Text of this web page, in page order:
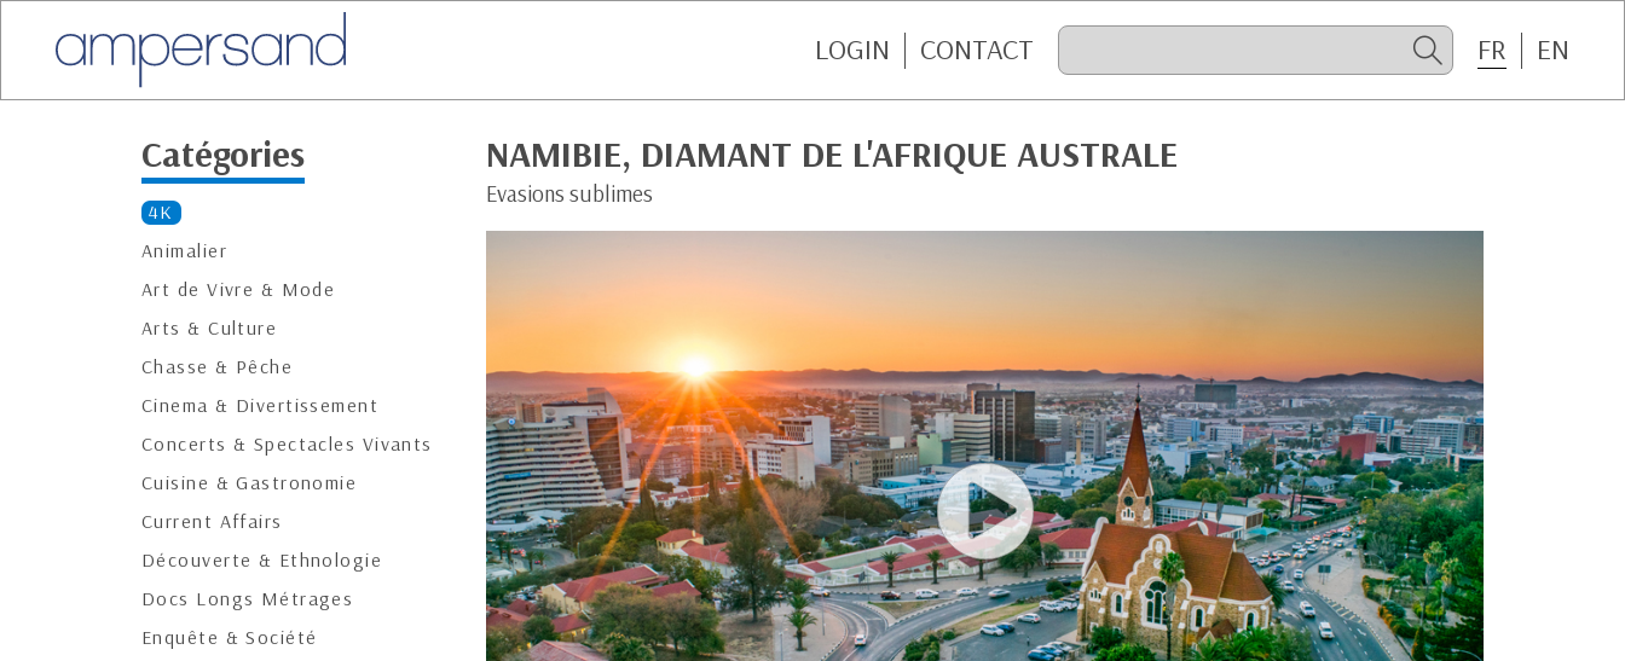
LOGIN CONTACT FR EN
Catégories
4K
Animalier
Art de Vivre & Mode
Arts & Culture
Chasse & Pêche
Cinema & Divertissement
Concerts & Spectacles Vivants
Cuisine & Gastronomie
Current Affairs
Découverte & Ethnologie
Docs Longs Métrages
Enquête & Société
NAMIBIE, DIAMANT DE L'AFRIQUE AUSTRALE
Evasions sublimes